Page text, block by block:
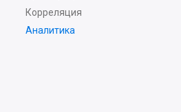
Корреляция
Аналитика